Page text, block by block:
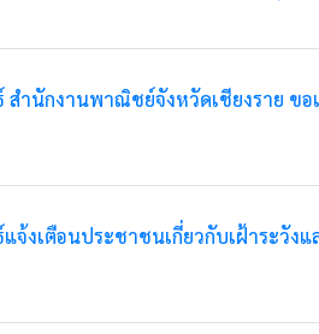
นักงานพาณิชย์จังหวัดเชียงราย ข
งเตือนประชาชนเกี่ยวกับเฝ้าระวั